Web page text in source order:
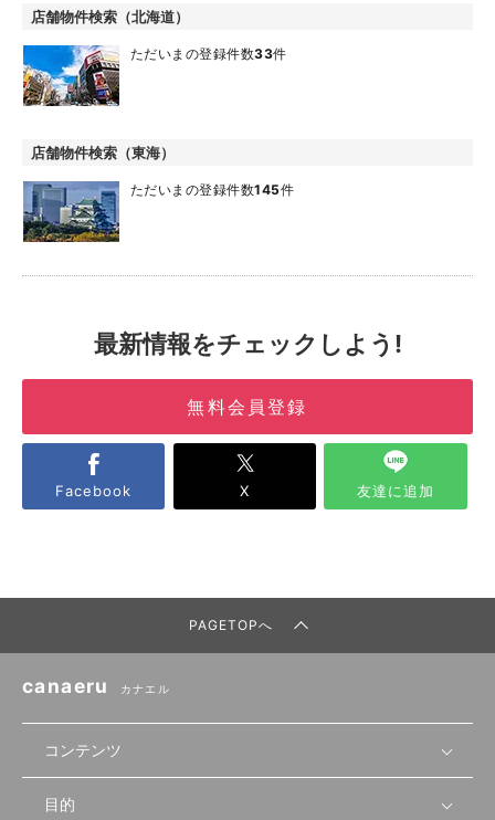
店舗物件検索（北海道）
ただいまの登録件数33件
店舗物件検索（東海）
ただいまの登録件数145件
最新情報をチェックしよう!
無料会員登録
Facebook X 友達に追加
PAGETOPへ
canaeru カナエル
コンテンツ
無料開業相談
目的